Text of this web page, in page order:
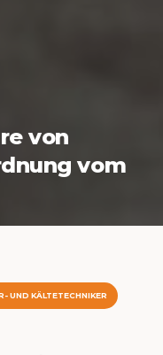
von
vom
UND KÄLTETECHNIKER